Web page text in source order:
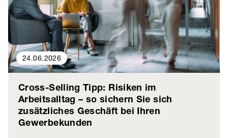
24.06.2026
Cross-Selling Tipp: Risiken im
Arbeitsalltag – so sichern Sie sich
zusätzliches Geschäft bei Ihren
Gewerbekunden